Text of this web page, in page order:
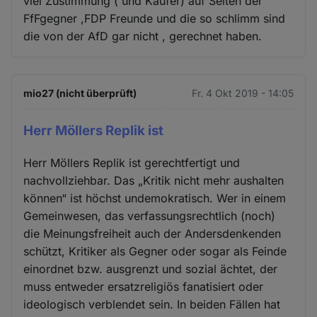
FfFgegner ,FDP Freunde und die so schlimm sind
die von der AfD gar nicht , gerechnet haben.
mio27 (nicht überprüft) Fr. 4 Okt 2019 - 14:05
Herr Möllers Replik ist
Herr Möllers Replik ist gerechtfertigt und
nachvollziehbar. Das „Kritik nicht mehr aushalten
können“ ist höchst undemokratisch. Wer in einem
Gemeinwesen, das verfassungsrechtlich (noch)
die Meinungsfreiheit auch der Andersdenkenden
schützt, Kritiker als Gegner oder sogar als Feinde
einordnet bzw. ausgrenzt und sozial ächtet, der
muss entweder ersatzreligiös fanatisiert oder
ideologisch verblendet sein. In beiden Fällen hat